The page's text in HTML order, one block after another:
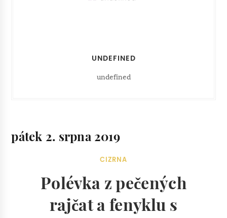
UNDEFINED
undefined
pátek 2. srpna 2019
CIZRNA
Polévka z pečených
rajčat a fenyklu s